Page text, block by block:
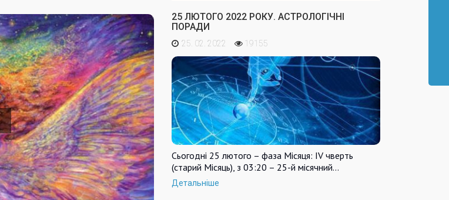
25 ЛЮТОГО 2022 РОКУ. АСТРОЛОГІЧНІ
ПОРАДИ
25. 02. 2022 19155
Сьогодні 25 лютого – фаза Місяця: IV чверть
(старий Місяць), з 03:20 – 25-й місячний…
Детальніше